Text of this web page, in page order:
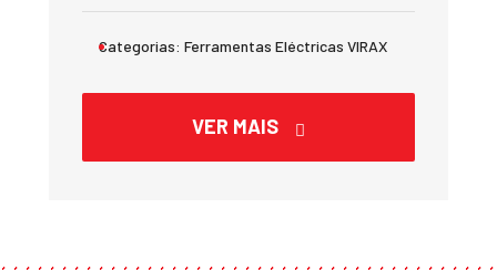
Categorias: Ferramentas Eléctricas VIRAX
VER MAIS